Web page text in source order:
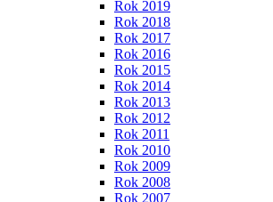
Rok 2019
Rok 2018
Rok 2017
Rok 2016
Rok 2015
Rok 2014
Rok 2013
Rok 2012
Rok 2011
Rok 2010
Rok 2009
Rok 2008
Rok 2007